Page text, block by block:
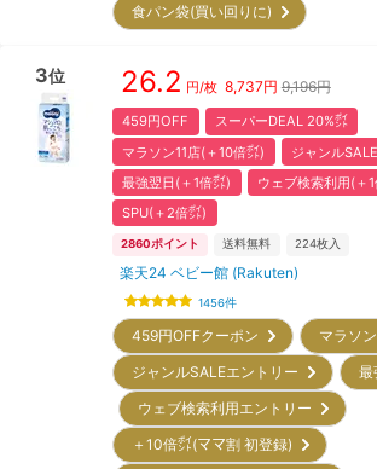
食パン袋(買い回りに)
3位 26.2 円/枚 8,737円 9,196円
459円OFF
スーパーDEAL 20%㌽
マラソン11店(＋10倍㌽)
ジャンル
最強翌日(＋1倍㌽)
ウェブ検索利用(＋
SPU(＋2倍㌽)
2860ポイント 送料無料 224枚入
楽天24 ベビー館 (Rakuten)
1456件
459円OFFクーポン
マラソ
ジャンルSALEエントリー
ウェブ検索利用エントリー
＋10倍㌽(ママ割 初登録)